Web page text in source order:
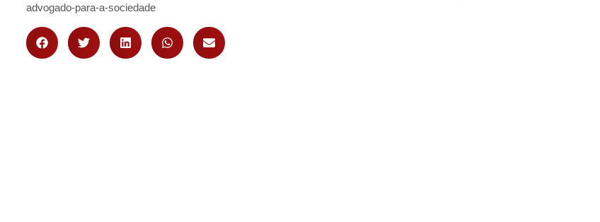
advogado-para-a-sociedade